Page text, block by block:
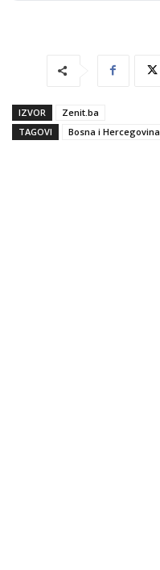
IZVOR
Zenit.ba
TAGOVI
Bosna i Hercegovina